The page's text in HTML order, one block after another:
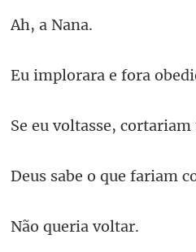
a
asse, cort
o que fari
eria v